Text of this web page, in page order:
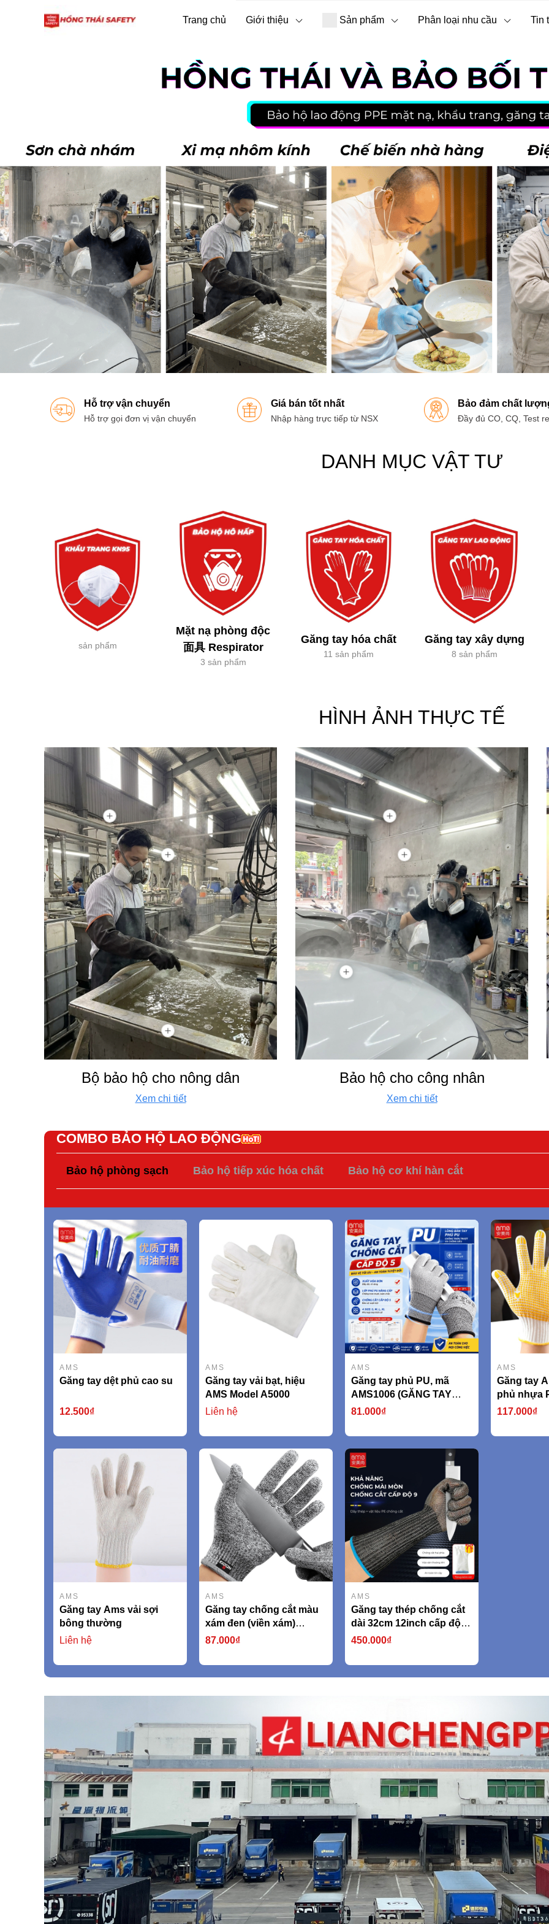
Trang chủ Giới thiệu Sản phẩm Phân loại nhu cầu Tin
Hỗ trợ vận chuyển
Hỗ trợ gọi đơn vị vận chuyển
Giá bán tốt nhất
Nhập hàng trực tiếp từ NSX
Bảo đảm chất
Đầy đủ CO, CQ, Test
DANH MỤC VẬT TƯ
sản phẩm
Mặt nạ phòng độc
面具 Respirator
3 sản phẩm
Găng tay hóa chất
11 sản phẩm
Găng tay xây dựng
8 sản phẩm
HÌNH ẢNH THỰC TẾ
Bộ bảo hộ cho nông dân
Xem chi tiết
Bảo hộ cho công nhân
Xem chi tiết
COMBO BẢO HỘ LAO ĐỘNG
Bảo hộ phòng sạch Bảo hộ tiếp xúc hóa chất Bảo hộ cơ khí hàn cắt
AMS
Găng tay dệt phủ cao su
12.500₫
AMS
Găng tay vải bạt, hiệu
AMS Model A5000
Liên hệ
AMS
Găng tay phủ PU, mã
AMS1006 (GĂNG TAY
CHỐNG CẮT CẤP ĐỘ 5
khi làm việc, lao động,
thao tác chuẩn xác
AMS1006)
81.000₫
AMS
Găng tay
phủ nhựa
kiểu hạt
117.000₫
AMS
Găng tay Ams vải sợi
bông thường
Liên hệ
AMS
Găng tay chống cắt màu
xám đen (viền xám)
AMSCR379 EN 388
87.000₫
AMS
Găng tay thép chống cắt
dài 32cm 12inch cấp độ 5
model AMS532F (AMS,
nylon trắng, 1 cái)
450.000₫